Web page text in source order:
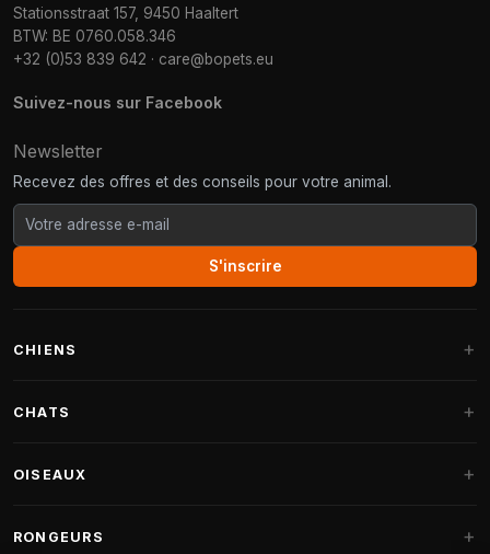
Stationsstraat 157, 9450 Haaltert
BTW: BE 0760.058.346
+32 (0)53 839 642 · care@bopets.eu
Suivez-nous sur Facebook
Newsletter
Recevez des offres et des conseils pour votre animal.
S'inscrire
CHIENS
Paniers Fantail
CHATS
Arbres à chat Maine Coon
OISEAUX
RONGEURS